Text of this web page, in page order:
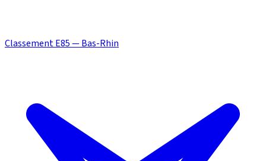
Classement E85 — Bas-Rhin